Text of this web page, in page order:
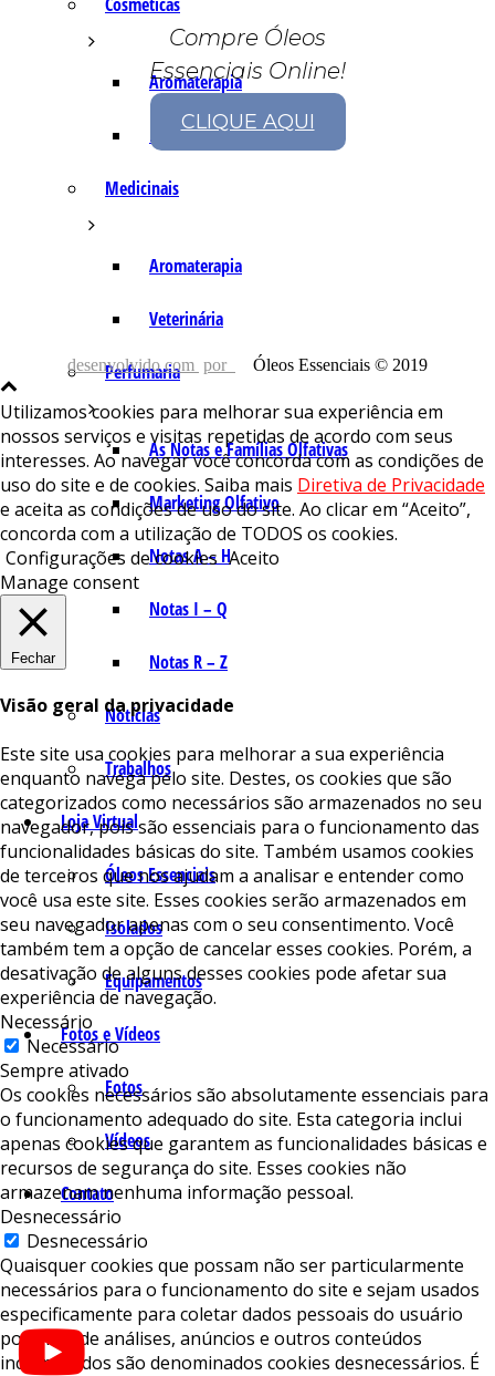
Aromaterapia
Fórmulas Caseiras
Medicinais
Aromaterapia
Veterinária
Perfumaria
As Notas e Famílias Olfativas
Marketing Olfativo
Notas A – H
Notas I – Q
Notas R – Z
Notícias
Trabalhos
Loja Virtual
Óleos Essenciais
Isolados
Equipamentos
Fotos e Vídeos
Fotos
Vídeos
Contato
Compre Óleos
Essenciais Online!
CLIQUE AQUI
desenvolvido com por Óleos Essenciais © 2019
Utilizamos cookies para melhorar sua experiência em
nossos serviços e visitas repetidas de acordo com seus
interesses. Ao navegar você concorda com as condições de
uso do site e de cookies. Saiba mais Diretiva de Privacidade
e aceita as condições de uso do site. Ao clicar em “Aceito”,
concorda com a utilização de TODOS os cookies.
Configurações de cookies Aceito
Manage consent
Fechar
Visão geral da privacidade
Este site usa cookies para melhorar a sua experiência
enquanto navega pelo site. Destes, os cookies que são
categorizados como necessários são armazenados no seu
navegador, pois são essenciais para o funcionamento das
funcionalidades básicas do site. Também usamos cookies
de terceiros que nos ajudam a analisar e entender como
você usa este site. Esses cookies serão armazenados em
seu navegador apenas com o seu consentimento. Você
também tem a opção de cancelar esses cookies. Porém, a
desativação de alguns desses cookies pode afetar sua
experiência de navegação.
Necessário
Necessário
Sempre ativado
Os cookies necessários são absolutamente essenciais para
o funcionamento adequado do site. Esta categoria inclui
apenas cookies que garantem as funcionalidades básicas e
recursos de segurança do site. Esses cookies não
armazenam nenhuma informação pessoal.
Desnecessário
Desnecessário
Quaisquer cookies que possam não ser particularmente
necessários para o funcionamento do site e sejam usados ​​
especificamente para coletar dados pessoais do usuário
por meio de análises, anúncios e outros conteúdos
incorporados são denominados cookies desnecessários. É